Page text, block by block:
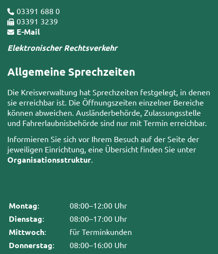
03391 688 0
03391 3239
E-Mail
Elektronischer Rechtsverkehr
Allgemeine Sprechzeiten
Die Kreisverwaltung hat Sprechzeiten festgelegt, in denen
sie erreichbar ist. Die Öffnungszeiten einzelner Bereiche
können abweichen. Ausländerbehörde, Zulassungsstelle
und Fahrerlaubnisbehörde sind nur mit Termin erreichbar.
Informieren Sie sich vor Ihrem Besuch auf der Seite der
jeweiligen Einrichtung, eine Übersicht finden Sie unter
Organisationsstruktur
Montag: 08:00–12:00 Uhr
Dienstag: 08:00–17:00 Uhr
Mittwoch: für Terminkunden
Donnerstag: 08:00–16:00 Uhr